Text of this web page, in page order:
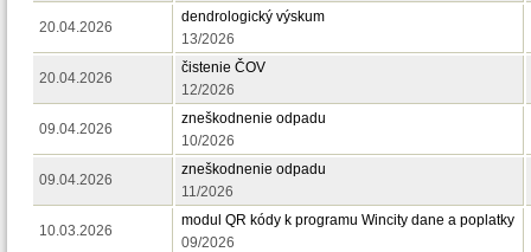
20.04.2026
dendrologický výskum
13/2026
20.04.2026
čistenie ČOV
12/2026
09.04.2026
zneškodnenie odpadu
10/2026
09.04.2026
zneškodnenie odpadu
11/2026
10.03.2026
modul QR kódy k programu Wincity dane a poplatky
09/2026